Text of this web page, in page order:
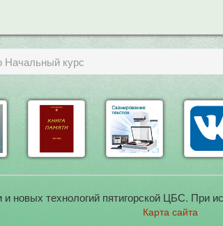
Начальный курс
новых технологий пятигорской ЦБС. При
Карта сайта